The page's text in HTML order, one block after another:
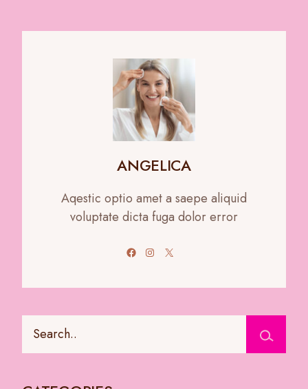
ANGELICA
Aqestic optio amet a saepe aliquid
voluptate dicta fuga dolor error
FacebookInstagram